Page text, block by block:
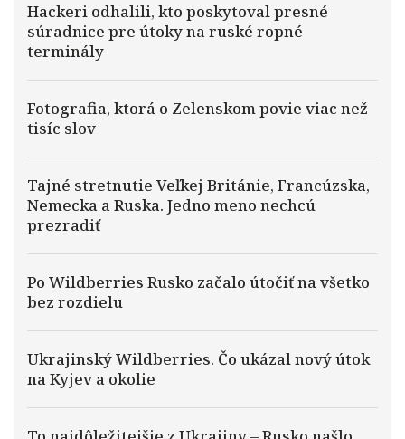
Hackeri odhalili, kto poskytoval presné
súradnice pre útoky na ruské ropné
terminály
Fotografia, ktorá o Zelenskom povie viac než
tisíc slov
Tajné stretnutie Veľkej Británie, Francúzska,
Nemecka a Ruska. Jedno meno nechcú
prezradiť
Po Wildberries Rusko začalo útočiť na všetko
bez rozdielu
Ukrajinský Wildberries. Čo ukázal nový útok
na Kyjev a okolie